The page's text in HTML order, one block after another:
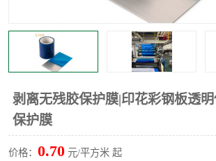
剥离无残胶保护膜|印花彩钢板透
保护膜
价格： 0.70 元/平方米 起
铝板保护
不锈钢板保护膜 一次性